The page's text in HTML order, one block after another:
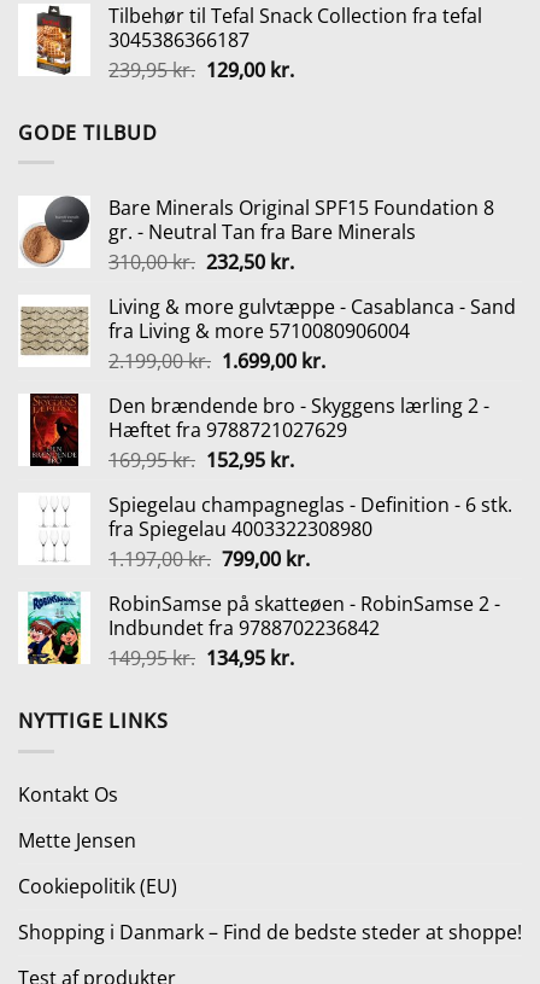
pris
var:
5.999,00 kr..
pris
Tilbehør til Tefal Snack Collection fra tefal
3045386366187
239,95kr. Den
129,00 kr.Den
GODE TILBUD
Bare Minerals Original SPF15 Foundation 8
gr. - Neutral Tan fra Bare Minerals
310,00kr. Den
pris
var:
310,00 kr..
232,50 kr.Den
pris
er:
232,50 kr..
Living & more gulvtæppe - Casablanca - Sand
fra Living & more 5710080906004
2.199,00kr. Den
pris
var:
2.199,00 kr..
1.699,00 kr.Den
pris
er:
Den brændende bro - Skyggens lærling 2 -
Hæftet fra 9788721027629
169,95kr. Den
pris
var:
169,95 kr..
152,95 kr.Den
pris
er:
152,95 kr..
Spiegelau champagneglas - Definition - 6 stk.
fra Spiegelau 4003322308980
1.197,00kr. Den
pris
var:
1.197,00 kr..
799,00 kr.Den
pris
er:
RobinSamse på skatteøen - RobinSamse 2 -
Indbundet fra 9788702236842
149,95kr. Den
134,95 kr.Den
NYTTIGE LINKS
Kontakt Os
Mette Jensen
Cookiepolitik (EU)
Shopping i Danmark – Find de bedste steder at shoppe!
Test af produkter